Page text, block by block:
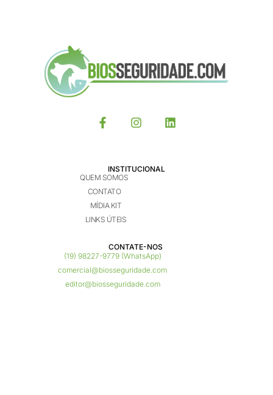
INSTITUCIONAL
QUEM SOMOS
CONTATO
MÍDIA KIT
LINKS ÚTEIS
CONTATE-NOS ​
(19) 98227-9779 (WhatsApp)
comercial@biosseguridade.com
editor@biosseguridade.com